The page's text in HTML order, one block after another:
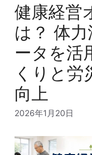
健康経営
は？ 体
ータを活
くりと労
向上
2026年1月20日